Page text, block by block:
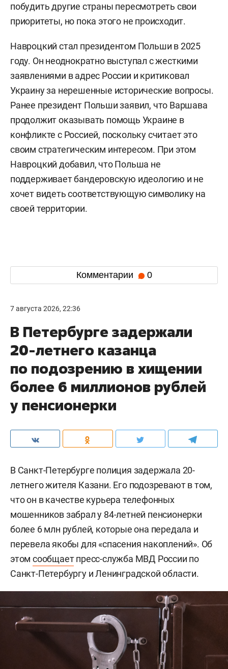
побудить другие страны пересмотреть свои
приоритеты, но пока этого не происходит.
Навроцкий стал президентом Польши в 2025
году. Он неоднократно выступал с жесткими
заявлениями в адрес России и критиковал
Украину за нерешенные исторические вопросы.
Ранее президент Польши заявил, что Варшава
продолжит оказывать помощь Украине в
конфликте с Россией, поскольку считает это
своим стратегическим интересом. При этом
Навроцкий добавил, что Польша не
поддерживает бандеровскую идеологию и не
хочет видеть соответствующую символику на
своей территории.
Комментарии 0
7 августа 2026, 22:36
В Петербурге задержали
20-летнего казанца
по подозрению в хищении
более 6 миллионов рублей
у пенсионерки
В Санкт-Петербурге полиция задержала 20-
летнего жителя Казани. Его подозревают в том,
что он в качестве курьера телефонных
мошенников забрал у 84-летней пенсионерки
более 6 млн рублей, которые она передала и
перевела якобы для «спасения накоплений». Об
этом сообщаетпресс-служба МВД России по
Санкт-Петербургу и Ленинградской области.